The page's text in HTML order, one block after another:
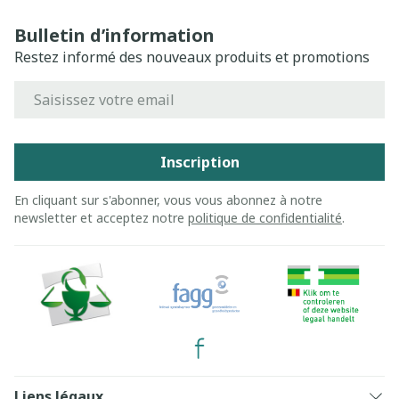
Bulletin d’information
Restez informé des nouveaux produits et promotions
Inscription
En cliquant sur s'abonner, vous vous abonnez à notre
newsletter et acceptez notre politique de confidentialité.